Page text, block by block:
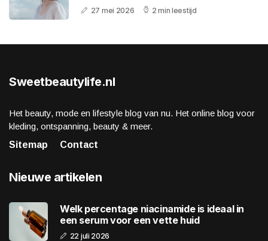
27 mei 2026 2 min leestijd
Sweetbeautylife.nl
Het beauty, mode en lifestyle blog van nu. Het online blog voor
kleding, ontspanning, beauty & meer.
Sitemap
Contact
Nieuwe artikelen
Welk percentage niacinamide is ideaal in
een serum voor een vette huid
22 juli 2026